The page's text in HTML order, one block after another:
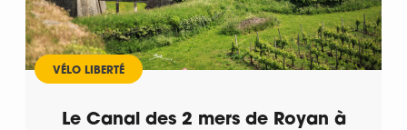
VÉLO LIBERTÉ
Le Canal des 2 mers de Royan à